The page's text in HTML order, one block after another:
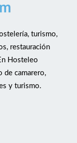
turismo,
restauración
Hosteleo
de camarero,
y turismo.